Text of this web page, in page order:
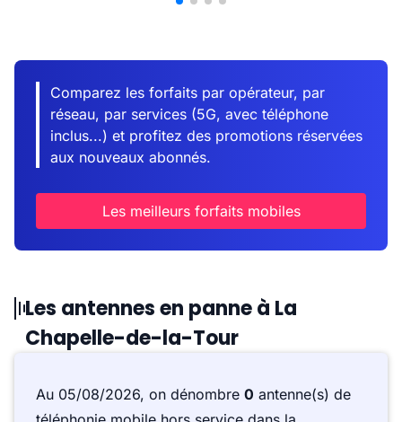
Comparez les forfaits par opérateur, par
réseau, par services (5G, avec téléphone
inclus...) et profitez des promotions réservées
aux nouveaux abonnés.
Les meilleurs forfaits mobiles
Les antennes en panne à La
Chapelle-de-la-Tour
Au 05/08/2026, on dénombre 0 antenne(s) de